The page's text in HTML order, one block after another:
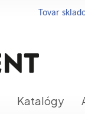
Tovar
Katalógy